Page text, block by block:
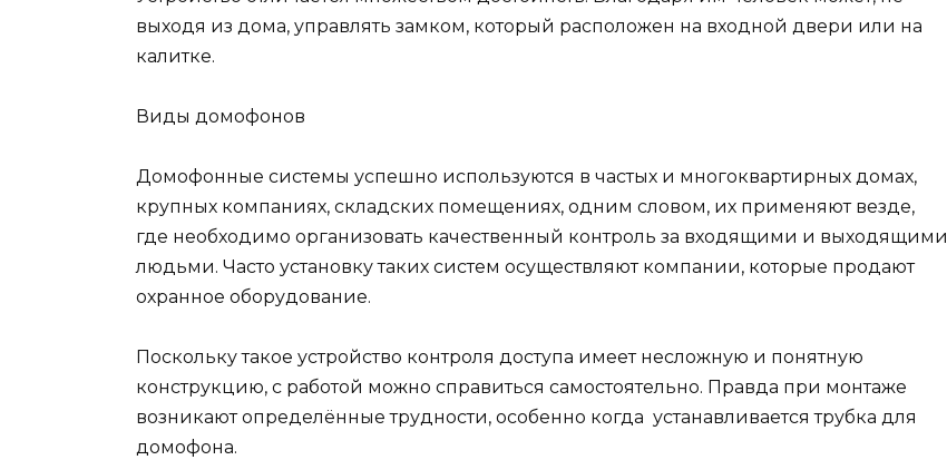
выходя из дома, управлять замком, который расположен на входной двери или на
калитке.
Виды домофонов
Домофонные системы успешно используются в частых и многоквартирных домах,
крупных компаниях, складских помещениях, одним словом, их применяют везде,
где необходимо организовать качественный контроль за входящими и выходящими
людьми. Часто установку таких систем осуществляют компании, которые продают
охранное оборудование.
Поскольку такое устройство контроля доступа имеет несложную и понятную
конструкцию, с работой можно справиться самостоятельно. Правда при монтаже
возникают определённые трудности, особенно когда устанавливается трубка для
домофона.